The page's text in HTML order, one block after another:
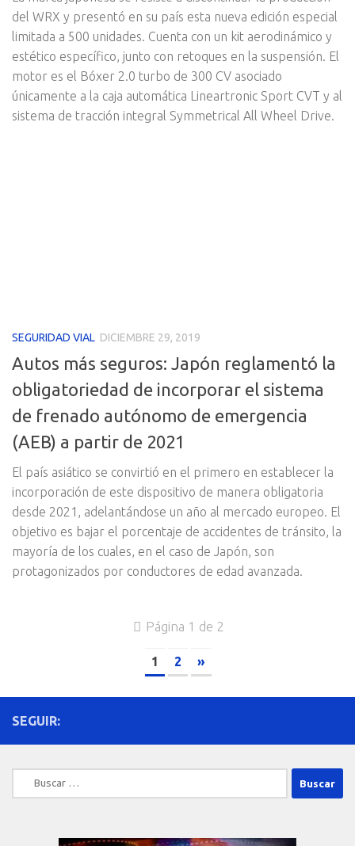
del WRX y presentó en su país esta nueva edición especial
limitada a 500 unidades. Cuenta con un kit aerodinámico y
estético específico, junto con retoques en la suspensión. El
motor es el Bóxer 2.0 turbo de 300 CV asociado
únicamente a la caja automática Lineartronic Sport CVT y al
sistema de tracción integral Symmetrical All Wheel Drive.
SEGURIDAD VIAL DICIEMBRE 29, 2019
Autos más seguros: Japón reglamentó la
obligatoriedad de incorporar el sistema
de frenado autónomo de emergencia
(AEB) a partir de 2021
El país asiático se convirtió en el primero en establecer la
incorporación de este dispositivo de manera obligatoria
desde 2021, adelantándose un año al mercado europeo. El
objetivo es bajar el porcentaje de accidentes de tránsito, la
mayoría de los cuales, en el caso de Japón, son
protagonizados por conductores de edad avanzada.
Página 1 de 2
1 2 »
SEGUIR: